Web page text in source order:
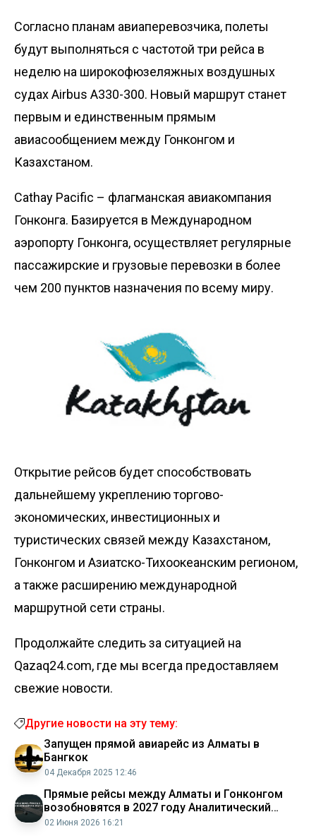
Согласно планам авиаперевозчика, полеты
будут выполняться с частотой три рейса в
неделю на широкофюзеляжных воздушных
судах Airbus A330-300. Новый маршрут станет
первым и единственным прямым
авиасообщением между Гонконгом и
Казахстаном.
Cathay Pacific – флагманская авиакомпания
Гонконга. Базируется в Международном
аэропорту Гонконга, осуществляет регулярные
пассажирские и грузовые перевозки в более
чем 200 пунктов назначения по всему миру.
Открытие рейсов будет способствовать
дальнейшему укреплению торгово-
экономических, инвестиционных и
туристических связей между Казахстаном,
Гонконгом и Азиатско-Тихоокеанским регионом,
а также расширению международной
маршрутной сети страны.
Продолжайте следить за ситуацией на
Qazaq24.com, где мы всегда предоставляем
свежие новости.
Другие новости на эту тему:
Запущен прямой авиарейс из Алматы в
Бангкок
04 Декабря 2025 12:46
Прямые рейсы между Алматы и Гонконгом
возобновятся в 2027 году Аналитический
интернет журнал Власть
02 Июня 2026 16:21